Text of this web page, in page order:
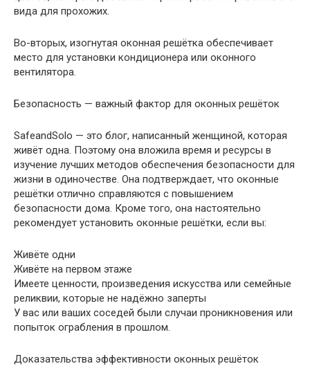
вида для прохожих.
Во-вторых, изогнутая оконная решётка обеспечивает
место для установки кондиционера или оконного
вентилятора.
Безопасность — важный фактор для оконных решёток
SafeandSolo — это блог, написанный женщиной, которая
живёт одна. Поэтому она вложила время и ресурсы в
изучение лучших методов обеспечения безопасности для
жизни в одиночестве. Она подтверждает, что оконные
решётки отлично справляются с повышением
безопасности дома. Кроме того, она настоятельно
рекомендует установить оконные решётки, если вы:
Живёте одни
Живёте на первом этаже
Имеете ценности, произведения искусства или семейные
реликвии, которые не надёжно заперты
У вас или ваших соседей были случаи проникновения или
попыток ограбления в прошлом.
Доказательства эффективности оконных решёток